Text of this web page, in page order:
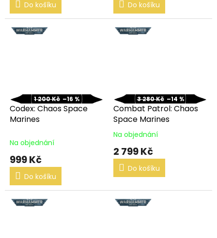
Do košíku Do košíku
1 200 Kč –16 %
Codex: Chaos Space
Marines
Na objednání
999 Kč
Do košíku
3 280 Kč –14 %
Combat Patrol: Chaos
Space Marines
Průměrné
hodnocení
produktu
5,0
5
hvězdiček.
Na objednání
2 799 Kč
Do košíku